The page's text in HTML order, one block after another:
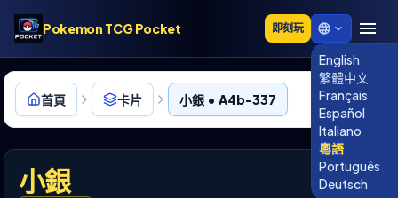
Pokemon TCG Pocket 即刻玩
English
繁體中文
Français
Español
Italiano
粵語
Português
Deutsch
首頁 卡片 小銀 • A4b-337
小銀